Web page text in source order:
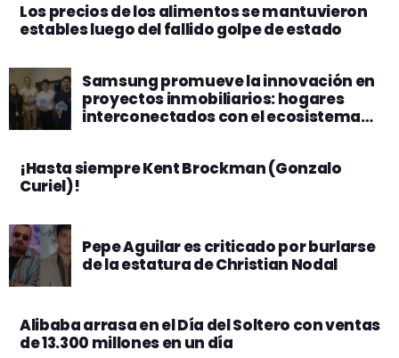
Los precios de los alimentos se mantuvieron
estables luego del fallido golpe de estado
Samsung promueve la innovación en
proyectos inmobiliarios: hogares
interconectados con el ecosistema
¡Hasta siempre Kent Brockman (Gonzalo
Curiel)!
Pepe Aguilar es criticado por burlarse
de la estatura de Christian Nodal
Alibaba arrasa en el Día del Soltero con ventas
de 13.300 millones en un día